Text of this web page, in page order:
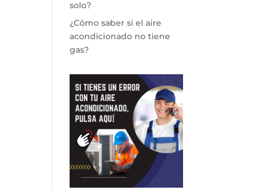
solo?
¿Cómo saber si el aire
acondicionado no tiene
gas?